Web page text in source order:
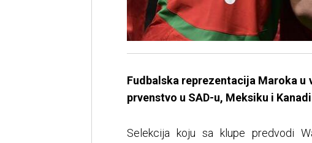
Fudbalska reprezentacija Maroka
prvenstvo u SAD-u, Meksiku i
Selekcija koju sa klupe predvodi